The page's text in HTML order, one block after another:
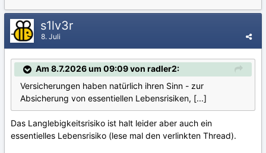
s1lv3r
8. Juli
Am 8.7.2026 um 09:09 von radler2:
Versicherungen haben natürlich ihren Sinn - zur
Absicherung von essentiellen Lebensrisiken, [...]
Das Langlebigkeitsrisiko ist halt leider aber auch ein
essentielles Lebensrisiko (lese mal den verlinkten Thread).